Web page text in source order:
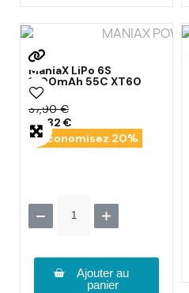
ManiaX LiPo 6S
1300mAh 55C XT60
37,90 €
30,32 €
Économisez 20%
Ajouter au
panier